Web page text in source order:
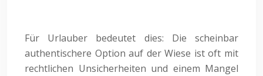
Für Urlauber bedeutet dies: Die scheinbar
authentischere Option auf der Wiese ist oft mit
rechtlichen Unsicherheiten und einem Mangel